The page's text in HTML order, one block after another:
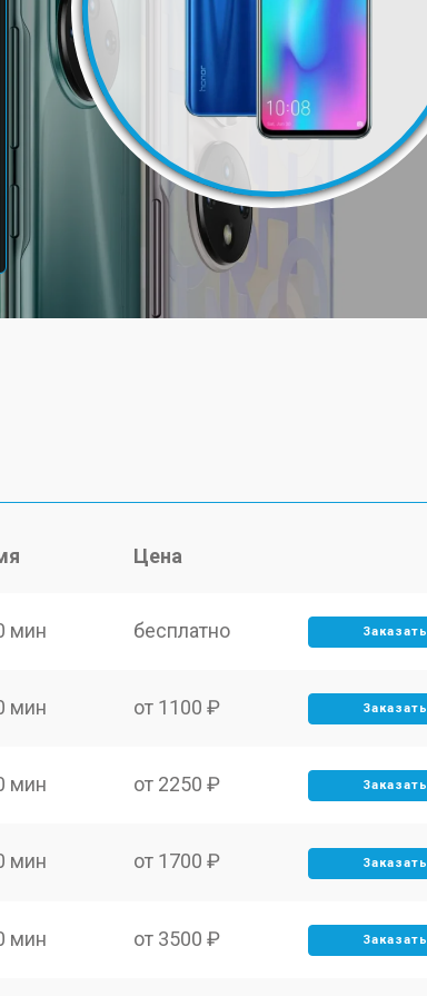
Цена
мин бесплатно Заказать
мин от 1100 ₽ Заказать
мин от 2250 ₽ Заказать
мин от 1700 ₽ Заказать
мин от 3500 ₽ Заказать